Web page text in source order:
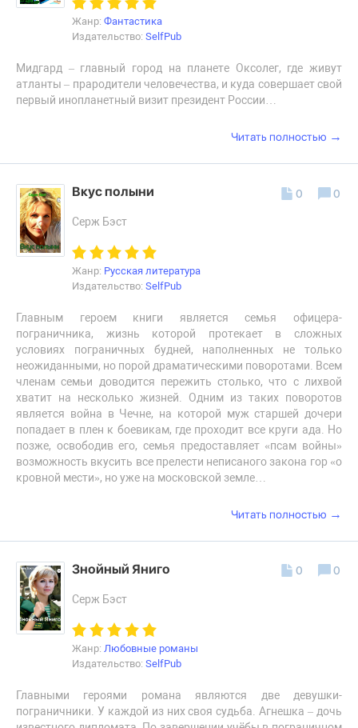
Жанр: Фантастика
Издательство: SelfPub
Мидгард – главный город на планете Оксолег, где живут
атланты – прародители человечества, и куда совершает свой
первый инопланетный визит президент России…
Читать полностью →
Вкус полыни
Серж Бэст
Жанр: Русская литература
Издательство: SelfPub
Главным героем книги является семья офицера-
пограничника, жизнь которой протекает в сложных
условиях пограничных будней, наполненных не только
неожиданными, но порой драматическими поворотами. Всем
членам семьи доводится пережить столько, что с лихвой
хватит на несколько жизней. Одним из таких поворотов
является война в Чечне, на которой муж старшей дочери
попадает в плен к боевикам, где проходит все круги ада. Но
позже, освободив его, семья предоставляет «псам войны»
возможность вкусить все прелести неписаного закона гор «о
кровной мести», но уже на московской земле…
0 0
Читать полностью →
Знойный Яниго
Серж Бэст
Жанр: Любовные романы
Издательство: SelfPub
Главными героями романа являются две девушки-
пограничники. У каждой из них своя судьба. Агнешка – дочь
0 0